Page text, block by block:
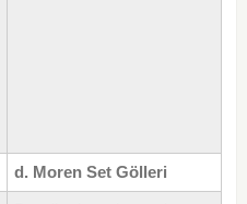
d. Moren Set Gölleri